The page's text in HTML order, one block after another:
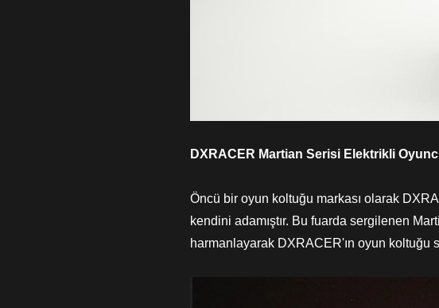
DXRACER Martian Serisi Elektrikli
Öncü bir oyun koltuğu markası olarak
kendini adamıştır. Bu fuarda sergilenen
harmanlayarak DXRACER'ın oyun koltuğu